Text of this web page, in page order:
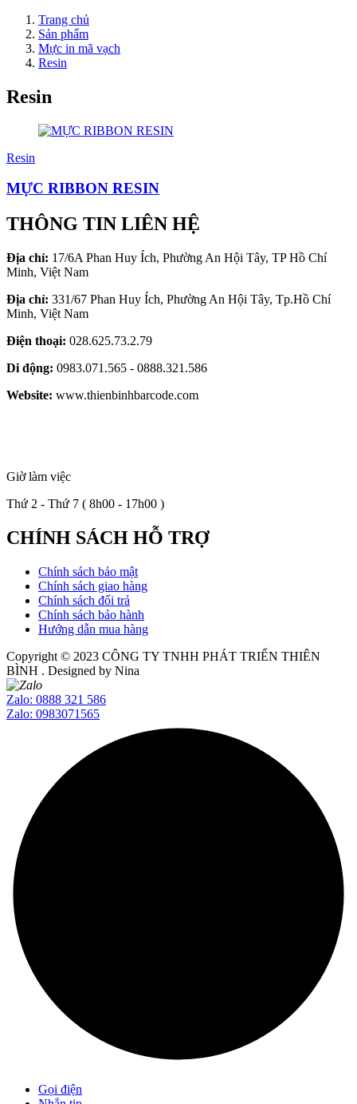
Trang chủ
Sản phẩm
Mực in mã vạch
Resin
Resin
Resin
MỰC RIBBON RESIN
THÔNG TIN LIÊN HỆ
Địa chỉ: 17/6A Phan Huy Ích, Phường An Hội Tây, TP Hồ Chí
Minh, Việt Nam
Địa chỉ: 331/67 Phan Huy Ích, Phường An Hội Tây, Tp.Hồ Chí
Minh, Việt Nam
Điện thoại: 028.625.73.2.79
Di động: 0983.071.565 - 0888.321.586
Website: www.thienbinhbarcode.com
Giờ làm việc
Thứ 2 - Thứ 7 ( 8h00 - 17h00 )
CHÍNH SÁCH HỖ TRỢ
Chính sách bảo mật
Chính sách giao hàng
Chính sách đổi trả
Chính sách bảo hành
Hướng dẫn mua hàng
Copyright © 2023 CÔNG TY TNHH PHÁT TRIỂN THIÊN
BÌNH . Designed by Nina
Zalo: 0888 321 586
Zalo: 0983071565
Gọi điện